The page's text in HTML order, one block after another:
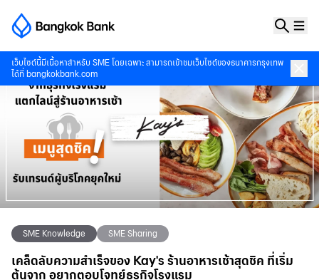
เว็บไซต์นี้มีเนื้อหาสำหรับ SME โดยเฉพาะ สามารถเข้าชมเว็บไซต์ของธนาคารกรุงเทพ
ได้ที่ bangkokbank.com
SME Knowledge SME Sharing
เคล็ดลับความสำเร็จของ Kay's ร้านอาหารเช้าสุดชิค ที่เริ่ม
ต้นจาก อยากตอบโจทย์ธุรกิจโรงแรม